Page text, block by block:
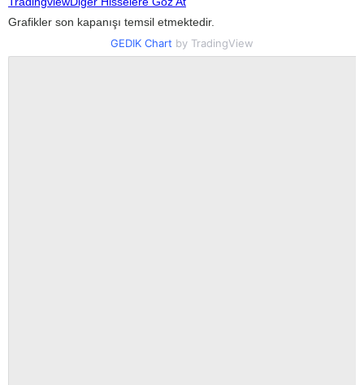
Grafikler son kapanışı temsil etmektedir.
GEDIK Chart by TradingView